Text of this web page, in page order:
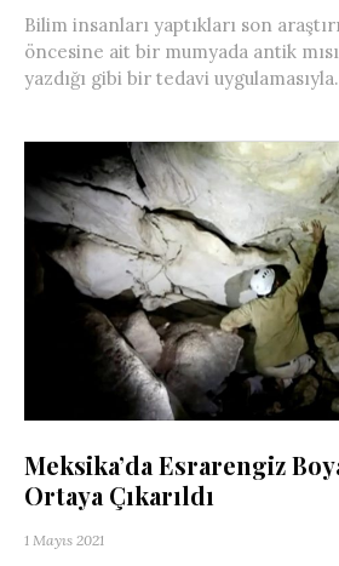
Bilim insanları yaptıkları son
öncesine ait bir mumyada antik
yazdığı gibi bir tedavi
Meksika’da Esrarengiz
Ortaya Çıkarıldı
1 Mayıs 2021